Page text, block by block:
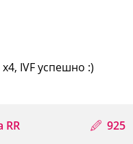
x4, IVF успешно :)
RR 925